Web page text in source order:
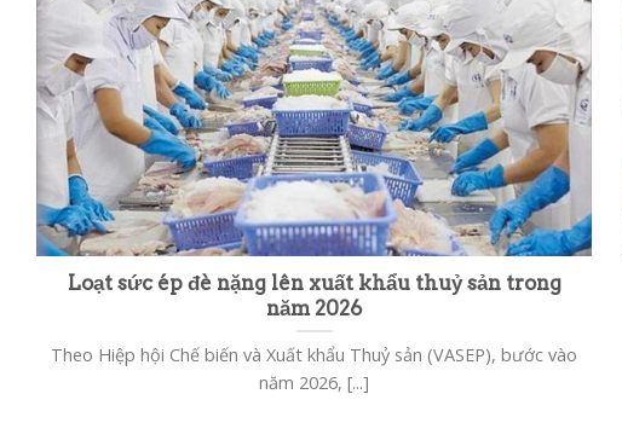
Loạt sức ép đè nặng lên xuất khẩu thuỷ sản trong
năm 2026
Theo Hiệp hội Chế biến và Xuất khẩu Thuỷ sản (VASEP), bước vào
năm 2026, [...]